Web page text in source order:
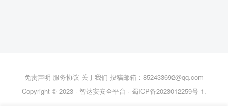
免责声明 服务协议 关于我们 投稿邮箱：852433692@qq.com
Copyright © 2023 · 智达安安全平台 · 蜀ICP备2023012259号-1.